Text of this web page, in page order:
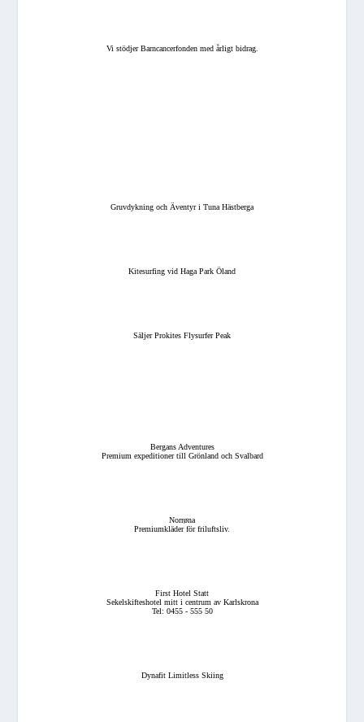
Vi stödjer Barncancerfonden med årligt bidrag.
Gruvdykning och Äventyr i Tuna Hästberga
Kitesurfing vid Haga Park Öland
Säljer Prokites Flysurfer Peak
Bergans Adventures
Premium expeditioner till Grönland och Svalbard
Norrøna
Premiumkläder för friluftsliv.
First Hotel Statt
Sekelskifteshotel mitt i centrum av Karlskrona
Tel: 0455 - 555 50
Dynafit Limitless Skiing